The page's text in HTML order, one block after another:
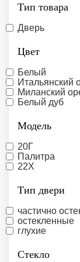
Тип товара
Дверь
Цвет
Белый
Итальянский
Миланский
Белый дуб
Модель
20Г
Палитра
22Х
Тип двери
частично
остекленные
глухие
Стекло